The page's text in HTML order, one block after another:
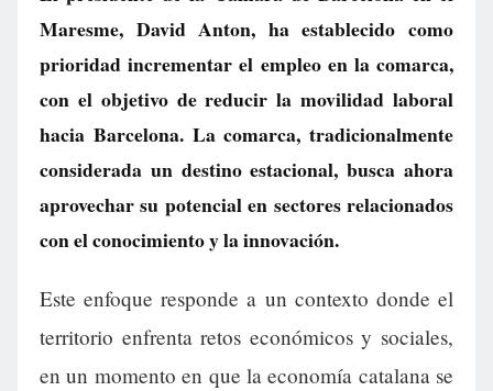
Maresme, David Anton, ha establecido como
prioridad incrementar el empleo en la comarca,
con el objetivo de reducir la movilidad laboral
hacia Barcelona. La comarca, tradicionalmente
considerada un destino estacional, busca ahora
aprovechar su potencial en sectores relacionados
con el conocimiento y la innovación.
Este enfoque responde a un contexto donde el
territorio enfrenta retos económicos y sociales,
en un momento en que la economía catalana se